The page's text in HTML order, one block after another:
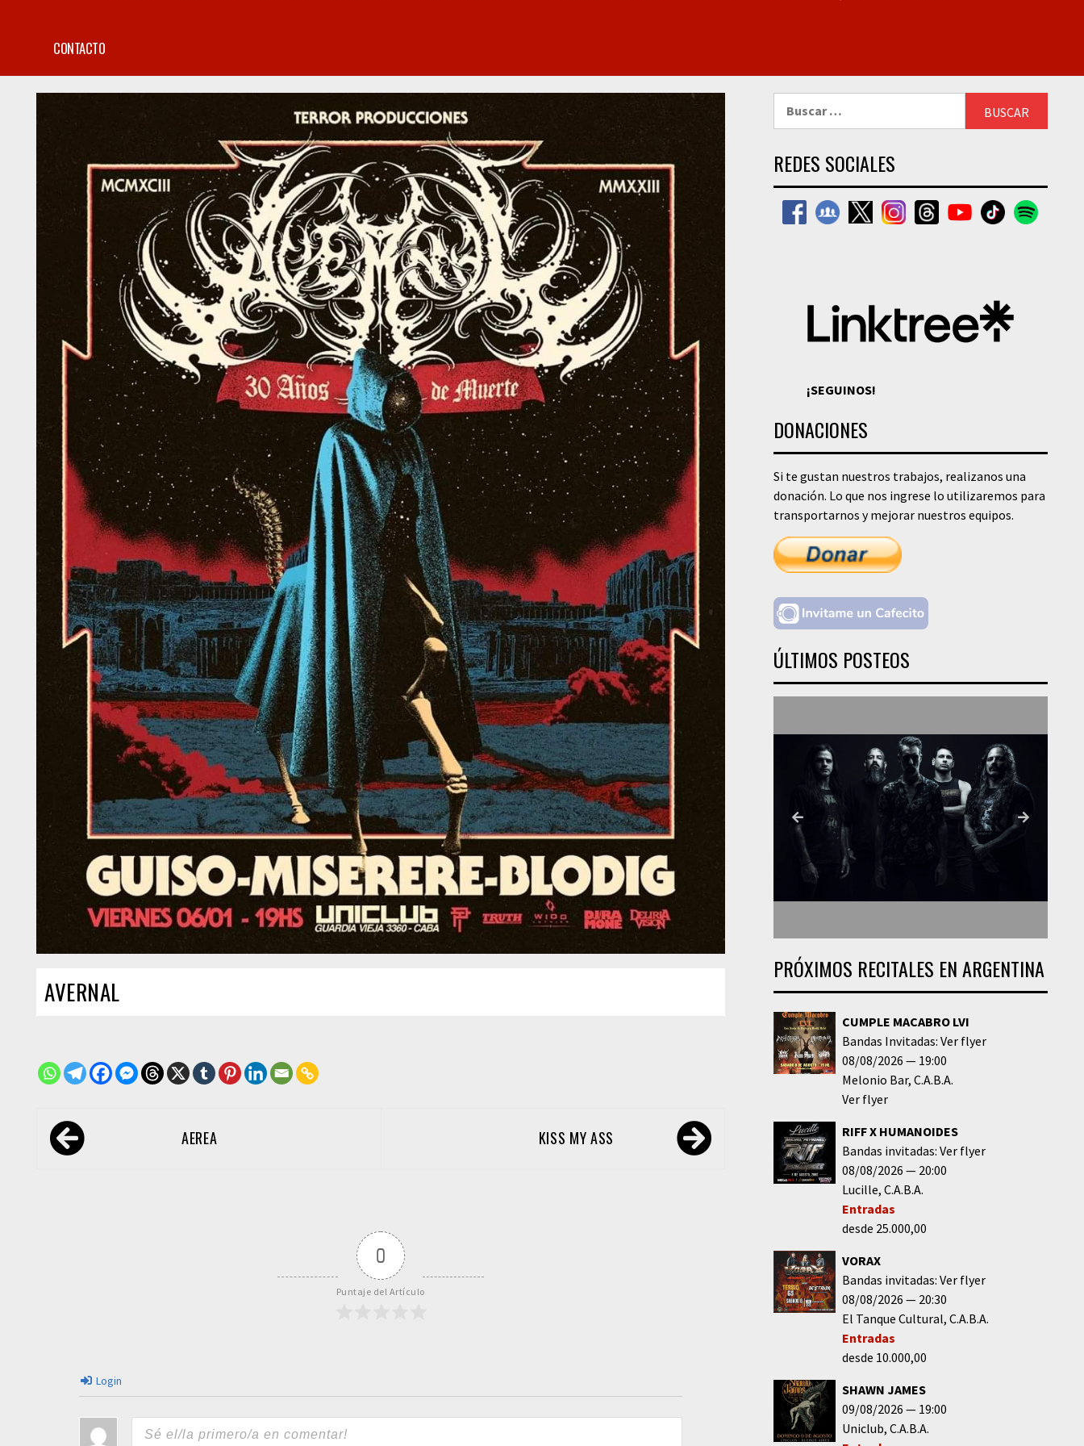
CONTACTO
AVERNAL
Navegación
de AEREA KISS MY ASS
0
Puntaje del Artículo
Login
REDES SOCIALES
¡SEGUINOS!
DONACIONES
Si te gustan nuestros trabajos, realizanos una
donación. Lo que nos ingrese lo utilizaremos para
transportarnos y mejorar nuestros equipos.
ÚLTIMOS POSTEOS
PRÓXIMOS RECITALES EN ARGENTINA
CUMPLE MACABRO LVI
Bandas Invitadas: Ver flyer
08/08/2026
19:00
Melonio Bar C.A.B.A.
Ver flyer
RIFF X HUMANOIDES
Bandas invitadas: Ver flyer
08/08/2026
20:00
Lucille C.A.B.A.
Entradas
desde 25.000,00
VORAX
Bandas invitadas: Ver flyer
08/08/2026
20:30
El Tanque Cultural C.A.B.A.
Entradas
desde 10.000,00
SHAWN JAMES
09/08/2026
19:00
Uniclub C.A.B.A.